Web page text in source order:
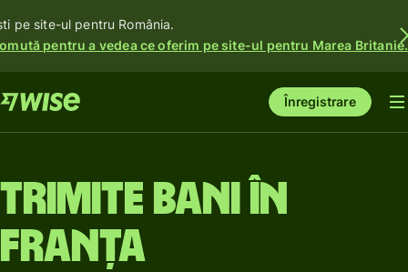
pe site-ul pentru România.
pentru a vedea ce oferim pe site-ul pentru Marea Britanie.
Înregistrare
Trimite bani în
Franța